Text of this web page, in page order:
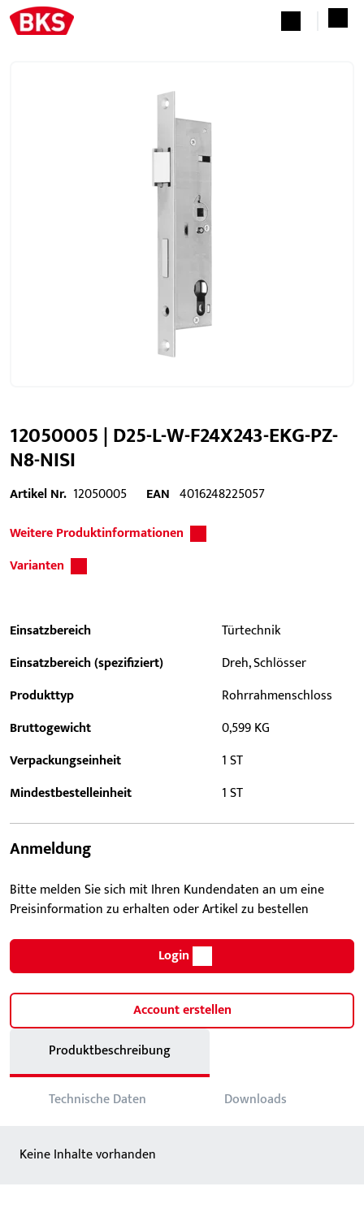
12050005 | D25-L-W-F24X243-EKG-PZ-
N8-NISI
Artikel Nr. 12050005 EAN 4016248225057
Weitere Produktinformationen
Varianten
Einsatzbereich
Türtechnik
Einsatzbereich (spezifiziert)
Dreh, Schlösser
Produkttyp
Rohrrahmenschloss
Bruttogewicht
0,599 KG
Verpackungseinheit
1 ST
Mindestbestelleinheit
1 ST
Anmeldung
Bitte melden Sie sich mit Ihren Kundendaten an um eine
Preisinformation zu erhalten oder Artikel zu bestellen
Login
Account erstellen
Produktbeschreibung
Technische Daten Downloads
Keine Inhalte vorhanden